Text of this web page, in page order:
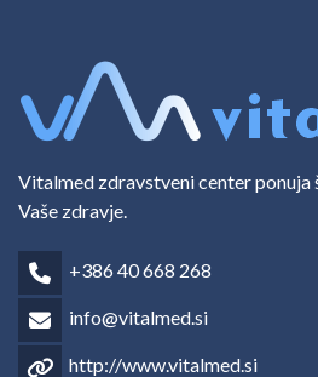
Vitalmed zdravstveni center
za Vaše zdravje.
+386 40 668 268